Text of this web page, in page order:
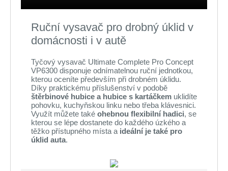
Ruční vysavač pro drobný úklid v
domácnosti i v autě
Tyčový vysavač Ultimate Complete Pro Concept
VP6300 disponuje odnímatelnou ruční jednotkou,
kterou oceníte především při drobném úklidu.
Díky praktickému příslušenství v podobě
štěrbinové hubice a hubice s kartáčkem uklidíte
pohovku, kuchyňskou linku nebo třeba klávesnici.
Využít můžete také ohebnou flexibilní hadici, se
kterou se lépe dostanete do každého úzkého a
těžko přístupného místa a ideální je také pro
úklid auta.